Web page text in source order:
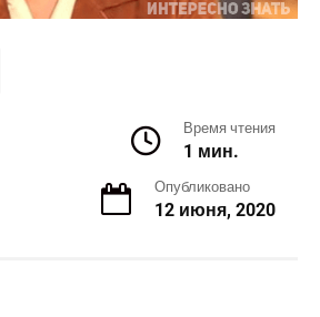
Время чтения
1 мин.
Опубликовано
12 июня, 2020